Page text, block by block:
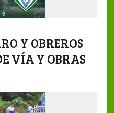
Y OBREROS
VÍA Y OBRAS